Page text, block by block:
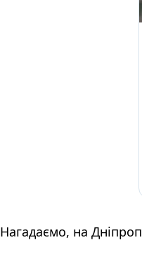
Нагадаємо, на